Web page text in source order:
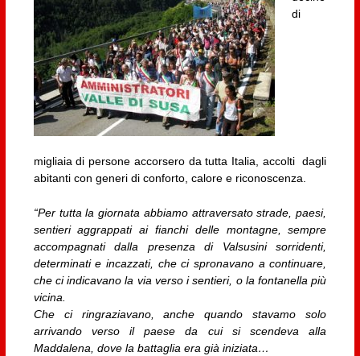
di
migliaia di persone accorsero da tutta Italia, accolti dagli
abitanti con generi di conforto, calore e riconoscenza.
“Per tutta la giornata abbiamo attraversato strade, paesi,
sentieri aggrappati ai fianchi delle montagne, sempre
accompagnati dalla presenza di Valsusini sorridenti,
determinati e incazzati, che ci spronavano a continuare,
che ci indicavano la via verso i sentieri, o la fontanella più
vicina.
Che ci ringraziavano, anche quando stavamo solo
arrivando verso il paese da cui si scendeva alla
Maddalena, dove la battaglia era già iniziata…